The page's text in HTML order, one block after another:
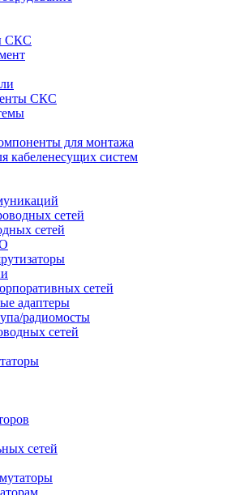
СКС
СКС
для монтажа
кабеленесущих систем
сетей
сетей
сетей
адаптеры
радиомосты
сетей
сетей